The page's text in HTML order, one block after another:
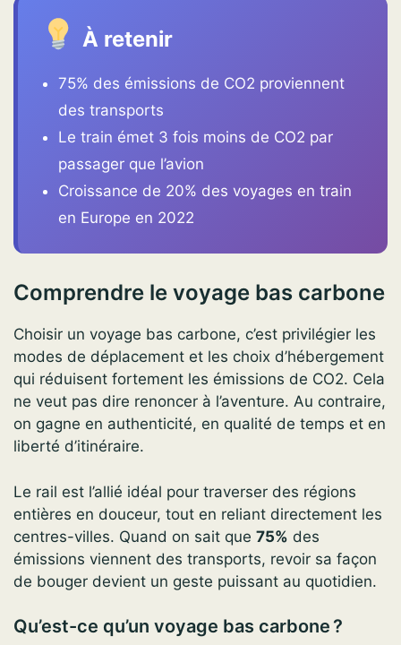
À retenir
75% des émissions de CO2 proviennent
des transports
Le train émet 3 fois moins de CO2 par
passager que l’avion
Croissance de 20% des voyages en train
en Europe en 2022
Comprendre le voyage bas carbone
Choisir un voyage bas carbone, c’est privilégier les
modes de déplacement et les choix d’hébergement
qui réduisent fortement les émissions de CO2. Cela
ne veut pas dire renoncer à l’aventure. Au contraire,
on gagne en authenticité, en qualité de temps et en
liberté d’itinéraire.
Le rail est l’allié idéal pour traverser des régions
entières en douceur, tout en reliant directement les
centres-villes. Quand on sait que 75% des
émissions viennent des transports, revoir sa façon
de bouger devient un geste puissant au quotidien.
Qu’est-ce qu’un voyage bas carbone ?